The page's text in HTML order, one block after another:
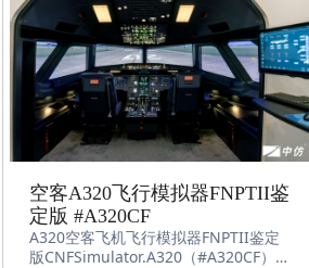
空客A320飞行模拟器FNPTII鉴
定版 #A320CF
A320空客飞机飞行模拟器FNPTII鉴定
版CNFSimulator.A320（#A320CF）是